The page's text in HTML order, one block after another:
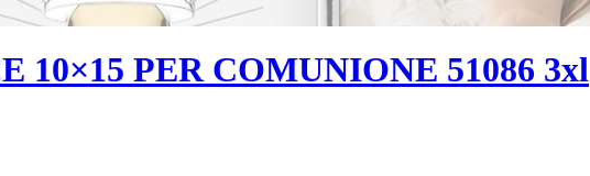
10×15 PER COMUNIONE 51086 3xl